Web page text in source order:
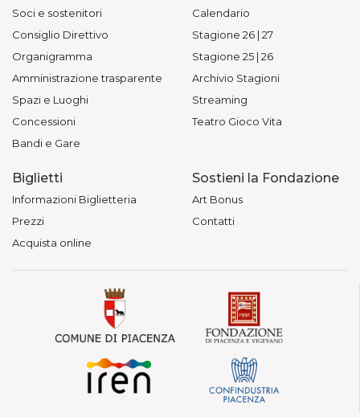
Soci e sostenitori
Consiglio Direttivo
Organigramma
Amministrazione trasparente
Spazi e Luoghi
Concessioni
Bandi e Gare
Calendario
Stagione 26 | 27
Stagione 25 | 26
Archivio Stagioni
Streaming
Teatro Gioco Vita
Biglietti
Informazioni Biglietteria
Prezzi
Acquista online
Sostieni la Fondazione
Art Bonus
Contatti